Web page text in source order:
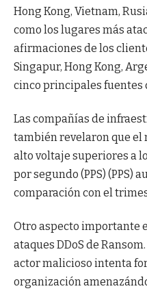
Hong Kong, Vietnam,
como los lugares más
afirmaciones de los
Singapur, Hong Kong,
cinco principales fuentes
Las compañías de
también revelaron que el
alto voltaje superiores a
por segundo (PPS) (PPS)
comparación con el
Otro aspecto importante
ataques DDoS de
actor malicioso intenta
organización